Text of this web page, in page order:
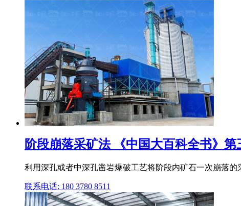
阶段崩落采矿法 《中国大百科全书》第
利用深孔或者中深孔凿岩爆破工艺将阶段内矿石一次崩落
联系电话: 180 3780 8511